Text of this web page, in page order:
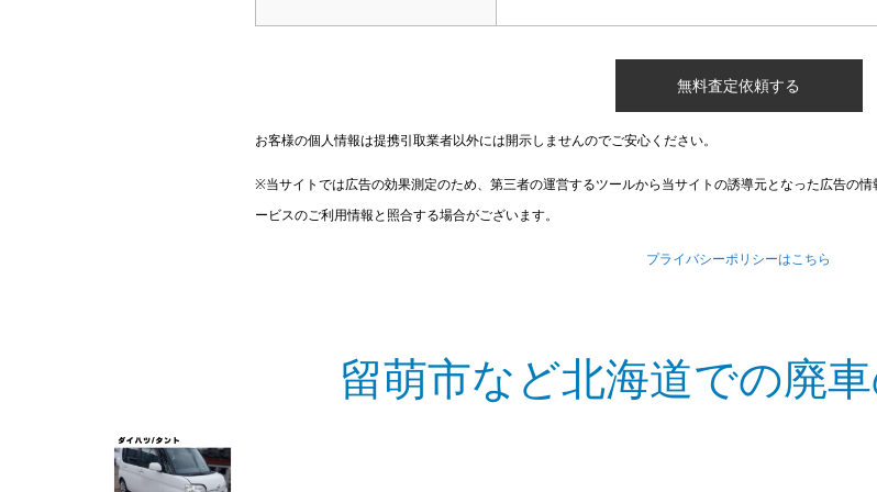
お客様の個人情報は提携引取業者以外には開示しませんのでご安心ください。
※当サイトでは広告の効果測定のため、第三者の運営するツールから当サイトの誘導元となった広告の
ービスのご利用情報と照合する場合がございます。
プライバシーポリシーはこちら
留萌市など北海道での廃